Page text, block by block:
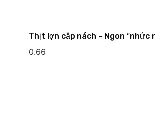
Thịt lợn cắp nách – Ngon “nhức